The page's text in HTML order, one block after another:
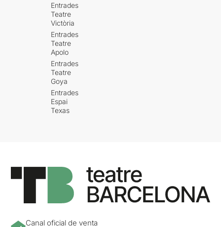
Entrades
Teatre
Victòria
Entrades
Teatre
Apolo
Entrades
Teatre
Goya
Entrades
Espai
Texas
Canal oficial de venta